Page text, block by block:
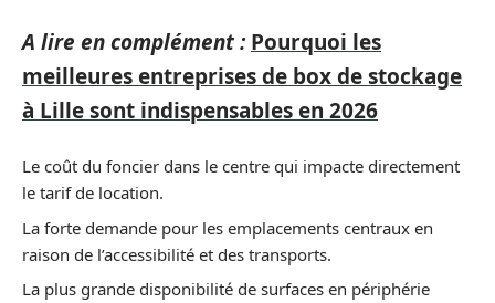
A lire en complément : Pourquoi les
meilleures entreprises de box de stockage
à Lille sont indispensables en 2026
Le coût du foncier dans le centre qui impacte directement
le tarif de location.
La forte demande pour les emplacements centraux en
raison de l’accessibilité et des transports.
La plus grande disponibilité de surfaces en périphérie